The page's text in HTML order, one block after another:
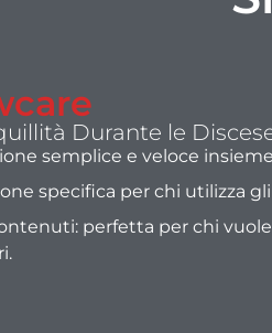
Durante le
semplice e veloce
specifica per chi utilizza
perfetta per chi vuole